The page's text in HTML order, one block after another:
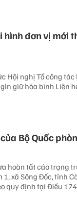
đơn vị mới
Hội nghị Tổ công tác
giữ hòa bình Liên
Bộ Quốc
hoàn tất cáo trạng
xã Sông Đốc, tỉnh
quy định tại Điều